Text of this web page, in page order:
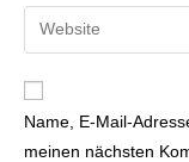
Name, E-Mail-
meinen nächsten